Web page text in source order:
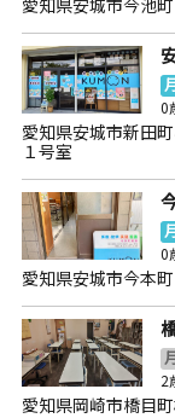
0
愛知県安城市新田
１号室
0
愛知県安城市今本
2
愛知県岡崎市橋目